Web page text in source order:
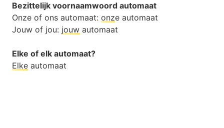
Bezittelijk voornaamwoord automaat
Onze of ons automaat: onze automaat
Jouw of jou: jouw automaat
Elke of elk automaat?
Elke automaat